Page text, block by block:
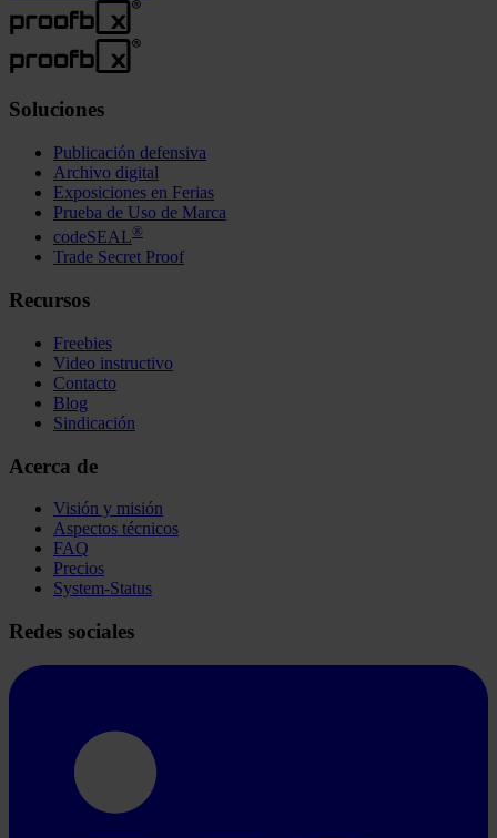
Soluciones
Publicación defensiva
Archivo digital
Exposiciones en Ferias
Prueba de Uso de Marca
codeSEAL®
Trade Secret Proof
Recursos
Freebies
Video instructivo
Contacto
Blog
Sindicación
Acerca de
Visión y misión
Aspectos técnicos
FAQ
Precios
System-Status
Redes sociales